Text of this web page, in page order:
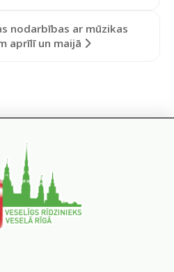
nodarbības ar mūzikas
aprīlī un maijā